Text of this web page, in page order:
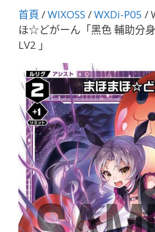
首頁 /WIXOSS /WXDi-P05 /
ほ☆どがーん「黑色 輔助分身
LV2 」